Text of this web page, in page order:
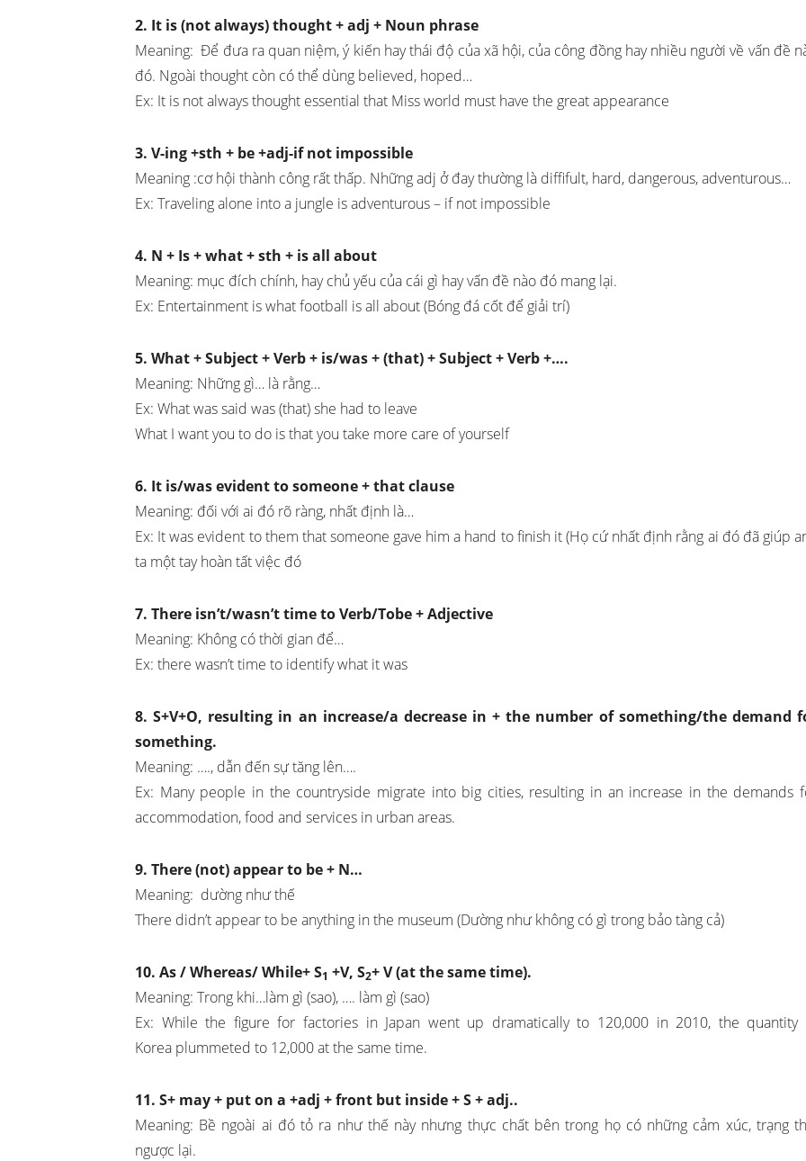
2. It is (not always) thought + adj + Noun phrase
Meaning: Để đưa ra quan niệm, ý kiến hay thái độ của xã hội, của công đồng hay nhiều người về vấn đề
đó. Ngoài thought còn có thể dùng believed, hoped…
Ex: It is not always thought essential that Miss world must have the great appearance
3. V-ing +sth + be +adj-if not impossible
Meaning :cơ hội thành công rất thấp. Những adj ở đay thường là diffifult, hard, dangerous, adventurous…
Ex: Traveling alone into a jungle is adventurous – if not impossible
4. N + Is + what + sth + is all about
Meaning: mục đích chính, hay chủ yếu của cái gì hay vấn đề nào đó mang lại.
Ex: Entertainment is what football is all about (Bóng đá cốt để giải trí)
5. What + Subject + Verb + is/was + (that) + Subject + Verb +….
Meaning: Những gì… là rằng…
Ex: What was said was (that) she had to leave
What I want you to do is that you take more care of yourself
6. It is/was evident to someone + that clause
Meaning: đối với ai đó rõ ràng, nhất định là…
Ex: It was evident to them that someone gave him a hand to finish it (Họ cứ nhất định rằng ai đó đã giúp
ta một tay hoàn tất việc đó
7. There isn’t/wasn’t time to Verb/Tobe + Adjective
Meaning: Không có thời gian để…
Ex: there wasn’t time to identify what it was
8. S+V+O, resulting in an increase/a decrease in + the number of something/the demand
something.
Meaning: …., dẫn đến sự tăng lên….
Ex: Many people in the countryside migrate into big cities, resulting in an increase in the demands
accommodation, food and services in urban areas.
9. There (not) appear to be + N…
Meaning: dường như thế
There didn’t appear to be anything in the museum (Dường như không có gì trong bảo tàng cả)
10. As / Whereas/ While+ S1 +V, S2+ V (at the same time).
Meaning: Trong khi…làm gì (sao), …. làm gì (sao)
Ex: While the figure for factories in Japan went up dramatically to 120,000 in 2010, the quantity
Korea plummeted to 12,000 at the same time.
11. S+ may + put on a +adj + front but inside + S + adj..
Meaning: Bề ngoài ai đó tỏ ra như thế này nhưng thực chất bên trong họ có những cảm xúc, trạng
ngược lại.